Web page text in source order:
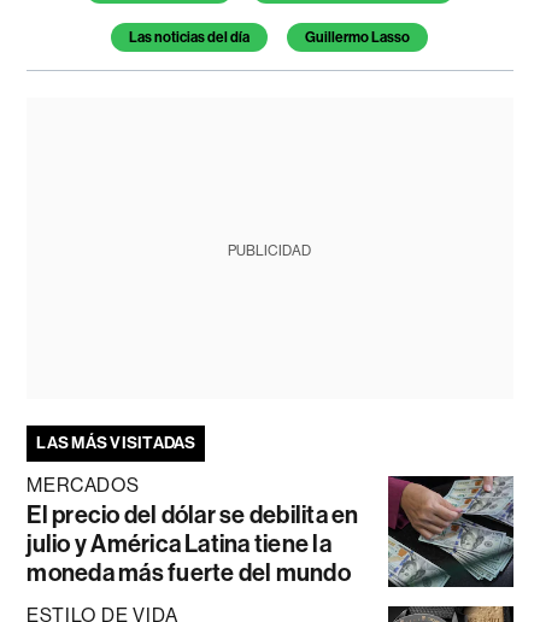
Las noticias del día Guillermo Lasso
PUBLICIDAD
LAS MÁS VISITADAS
MERCADOS
El precio del dólar se debilita en
julio y América Latina tiene la
moneda más fuerte del mundo
ESTILO DE VIDA